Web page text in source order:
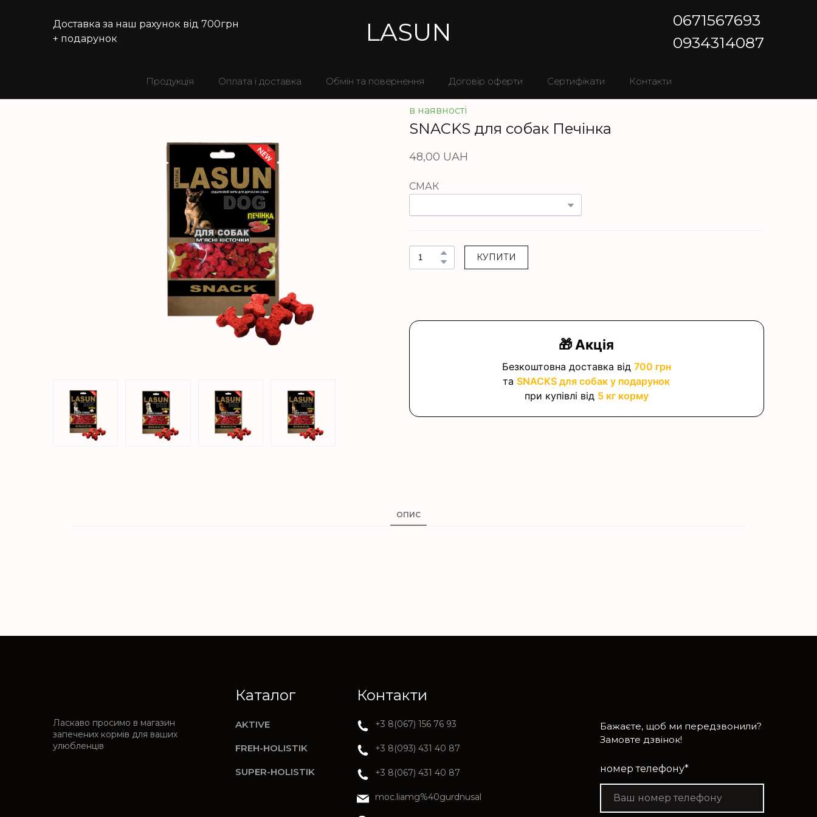
Доставка за наш рахунок від 700грн
+ подарунок
LASUN
0671567693
0934314087
Продукція Оплата і доставка Обмін та повернення Договір оферти Сертифікати Контакти
в наявності
SNACKS для собак Печінка
48,00 UAH
СМАК
КУПИТИ
🎁 Акція
Безкоштовна доставка від 700 грн
таSNACKS для собак у подарунок
при купівлі від 5 кг корму
ОПИС
Ласкаво просимо в магазин
запечених кормів для ваших
улюбленців
Каталог
AKTIVE
FREH-HOLISTIK
SUPER-HOLISTIK
Контакти
+3 8(067) 156 76 93
+3 8(093) 431 40 87
+3 8(067) 431 40 87
moc.liamg%40gurdnusal
Бажаєте, щоб ми передзвонили?
Замовте дзвінок!
номер телефону*